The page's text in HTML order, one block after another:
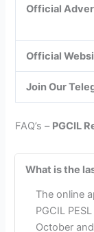
Official
Official
Join Our
FAQ’s – PGCIL
What is the
The online
PGCIL
October